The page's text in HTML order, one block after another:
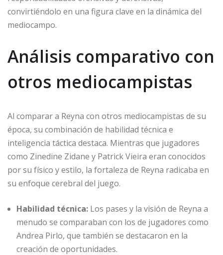
convirtiéndolo en una figura clave en la dinámica del
mediocampo.
Análisis comparativo con
otros mediocampistas
Al comparar a Reyna con otros mediocampistas de su
época, su combinación de habilidad técnica e
inteligencia táctica destaca. Mientras que jugadores
como Zinedine Zidane y Patrick Vieira eran conocidos
por su físico y estilo, la fortaleza de Reyna radicaba en
su enfoque cerebral del juego.
Habilidad técnica: Los pases y la visión de Reyna a
menudo se comparaban con los de jugadores como
Andrea Pirlo, que también se destacaron en la
creación de oportunidades.